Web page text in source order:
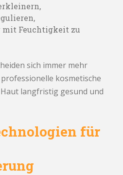
Feuchtigkeit zu
sich immer mehr
kosmetische
langfristig gesund und
für